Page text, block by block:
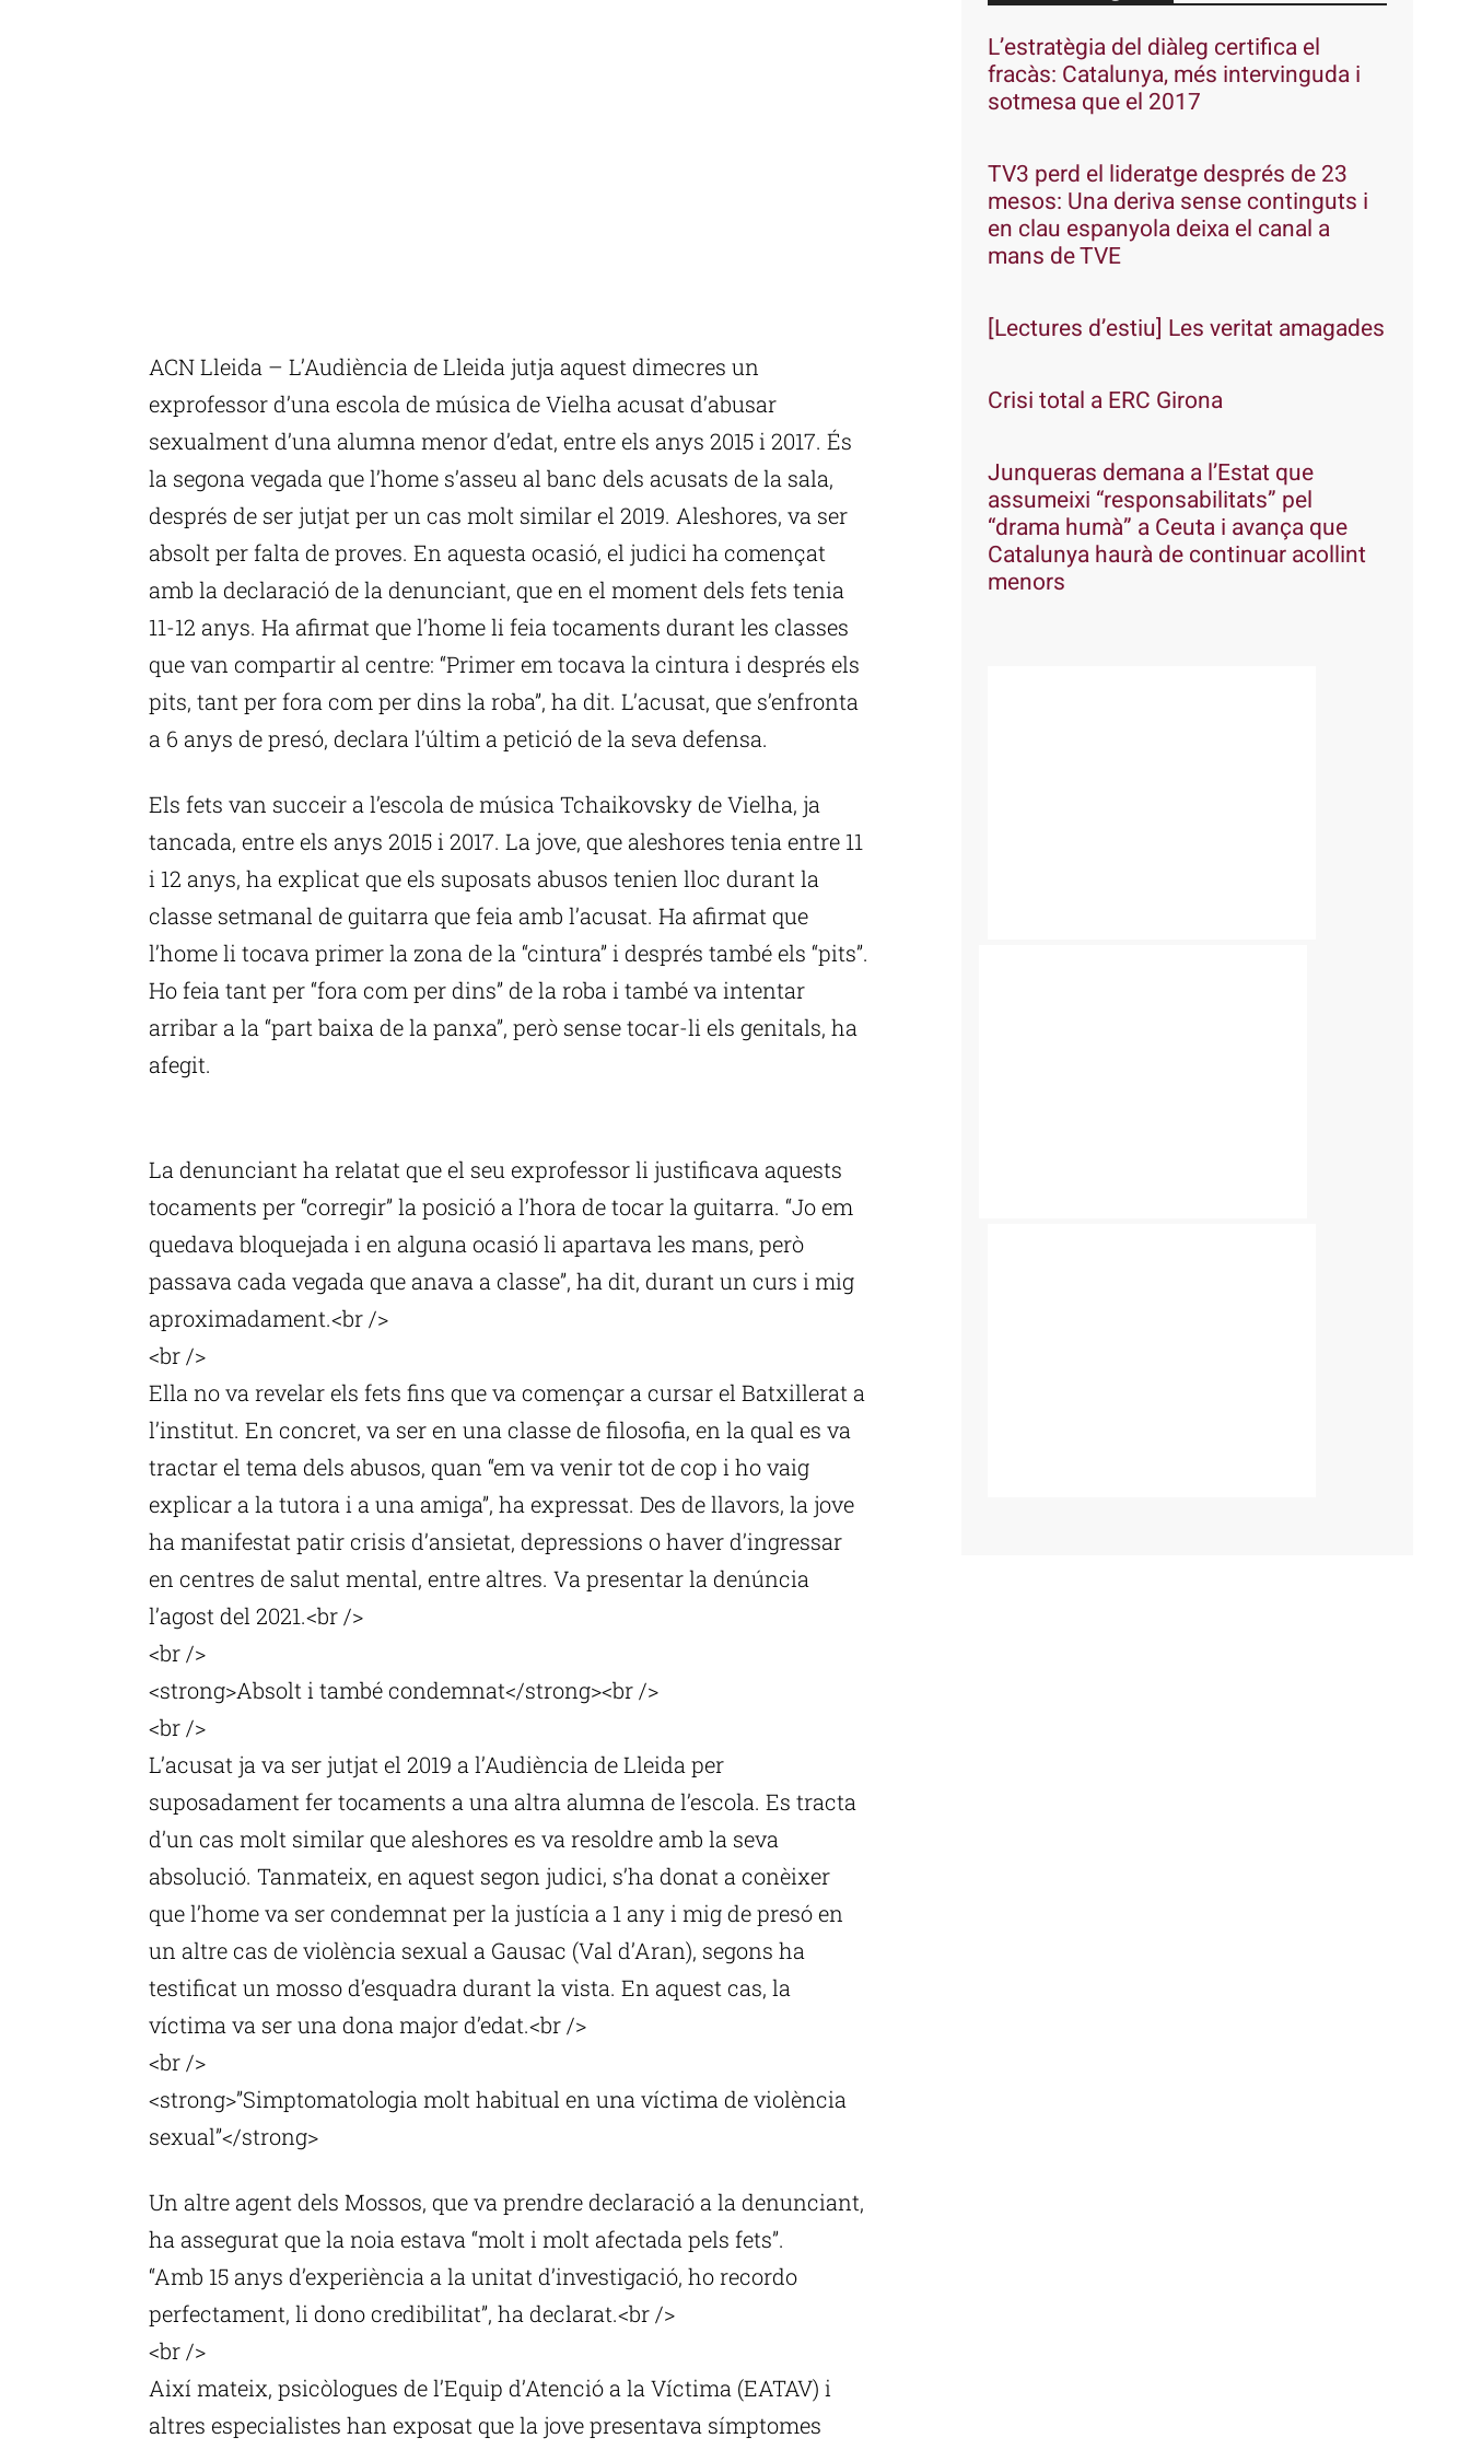
ACN Lleida – L’Audiència de Lleida jutja aquest dimecres un
exprofessor d’una escola de música de Vielha acusat d’abusar
sexualment d’una alumna menor d’edat, entre els anys 2015 i 2017. És
la segona vegada que l’home s’asseu al banc dels acusats de la sala,
després de ser jutjat per un cas molt similar el 2019. Aleshores, va ser
absolt per falta de proves. En aquesta ocasió, el judici ha començat
amb la declaració de la denunciant, que en el moment dels fets tenia
11-12 anys. Ha afirmat que l’home li feia tocaments durant les classes
que van compartir al centre: “Primer em tocava la cintura i després els
pits, tant per fora com per dins la roba”, ha dit. L’acusat, que s’enfronta
a 6 anys de presó, declara l’últim a petició de la seva defensa.
Els fets van succeir a l’escola de música Tchaikovsky de Vielha, ja
tancada, entre els anys 2015 i 2017. La jove, que aleshores tenia entre 11
i 12 anys, ha explicat que els suposats abusos tenien lloc durant la
classe setmanal de guitarra que feia amb l’acusat. Ha afirmat que
l’home li tocava primer la zona de la “cintura” i després també els “pits”.
Ho feia tant per “fora com per dins” de la roba i també va intentar
arribar a la “part baixa de la panxa”, però sense tocar-li els genitals, ha
afegit.
La denunciant ha relatat que el seu exprofessor li justificava aquests
tocaments per “corregir” la posició a l’hora de tocar la guitarra. “Jo em
quedava bloquejada i en alguna ocasió li apartava les mans, però
passava cada vegada que anava a classe”, ha dit, durant un curs i mig
aproximadament.<br />
<br />
Ella no va revelar els fets fins que va començar a cursar el Batxillerat a
l’institut. En concret, va ser en una classe de filosofia, en la qual es va
tractar el tema dels abusos, quan “em va venir tot de cop i ho vaig
explicar a la tutora i a una amiga”, ha expressat. Des de llavors, la jove
ha manifestat patir crisis d’ansietat, depressions o haver d’ingressar
en centres de salut mental, entre altres. Va presentar la denúncia
l’agost del 2021.<br />
<br />
<strong>Absolt i també condemnat</strong><br />
<br />
L’acusat ja va ser jutjat el 2019 a l’Audiència de Lleida per
suposadament fer tocaments a una altra alumna de l’escola. Es tracta
d’un cas molt similar que aleshores es va resoldre amb la seva
absolució. Tanmateix, en aquest segon judici, s’ha donat a conèixer
que l’home va ser condemnat per la justícia a 1 any i mig de presó en
un altre cas de violència sexual a Gausac (Val d’Aran), segons ha
testificat un mosso d’esquadra durant la vista. En aquest cas, la
víctima va ser una dona major d’edat.<br />
<br />
<strong>”Simptomatologia molt habitual en una víctima de violència
sexual”</strong>
Un altre agent dels Mossos, que va prendre declaració a la denunciant,
ha assegurat que la noia estava “molt i molt afectada pels fets”.
“Amb 15 anys d’experiència a la unitat d’investigació, ho recordo
perfectament, li dono credibilitat”, ha declarat.<br />
<br />
Així mateix, psicòlogues de l’Equip d’Atenció a la Víctima (EATAV) i
altres especialistes han exposat que la jove presentava símptomes
L’estratègia del diàleg certifica el
fracàs: Catalunya, més intervinguda i
sotmesa que el 2017
TV3 perd el lideratge després de 23
mesos: Una deriva sense continguts i
en clau espanyola deixa el canal a
mans de TVE
[Lectures d’estiu] Les veritat amagades
Crisi total a ERC Girona
Junqueras demana a l’Estat que
assumeixi “responsabilitats” pel
“drama humà” a Ceuta i avança que
Catalunya haurà de continuar acollint
menors